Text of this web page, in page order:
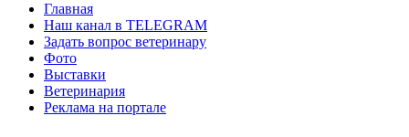
Главная
Наш канал в TELEGRAM
Задать вопрос ветеринару
Фото
Выставки
Ветеринария
Реклама на портале